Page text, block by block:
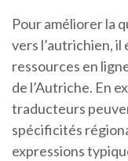
Pour améliorer la
vers l’autrichien,
ressources en
de l’Autriche. En
traducteurs
spécificités
expressions